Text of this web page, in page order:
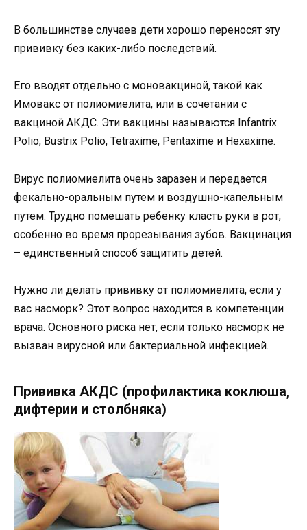
В большинстве случаев дети хорошо переносят эту
прививку без каких-либо последствий.
Его вводят отдельно с моновакциной, такой как
Имовакс от полиомиелита, или в сочетании с
вакциной АКДС. Эти вакцины называются Infantrix
Polio, Bustrix Polio, Tetraxime, Pentaxime и Hexaxime.
Вирус полиомиелита очень заразен и передается
фекально-оральным путем и воздушно-капельным
путем. Трудно помешать ребенку класть руки в рот,
особенно во время прорезывания зубов. Вакцинация
– единственный способ защитить детей.
Нужно ли делать прививку от полиомиелита, если у
вас насморк? Этот вопрос находится в компетенции
врача. Основного риска нет, если только насморк не
вызван вирусной или бактериальной инфекцией.
Прививка АКДС (профилактика коклюша,
дифтерии и столбняка)